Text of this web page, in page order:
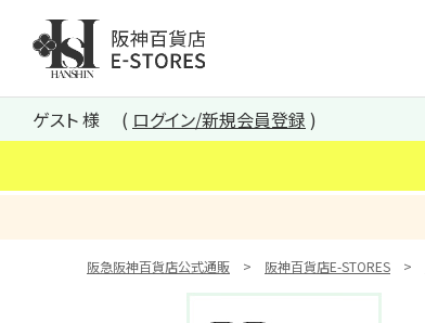
阪神百貨店E-STORES TOP
ゲスト 様 ログイン/新規会員登録
阪急阪神百貨店公式通販 阪神百貨店E-STORES